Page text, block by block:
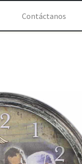
Contáctanos